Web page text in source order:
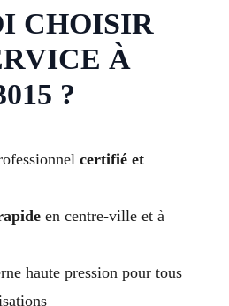
CHOISIR
À
?
certifié et
en centre-ville et à
haute pression pour tous